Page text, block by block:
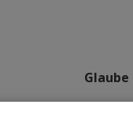
Glaube